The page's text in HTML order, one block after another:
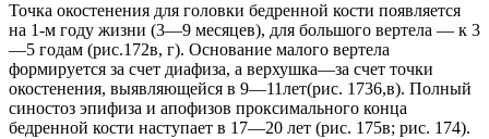
Точка окостенения для головки бедренной кости появляется
на 1-м году жизни (3—9 месяцев), для большого вертела — к 3
—5 годам (рис.172в, г). Основание малого вертела
формируется за счет диафиза, а верхушка—за счет точки
окостенения, выявляющейся в 9—11лет(рис. 1736,в). Полный
синостоз эпифиза и апофизов проксимального конца
бедренной кости наступает в 17—20 лет (рис. 175в; рис. 174).